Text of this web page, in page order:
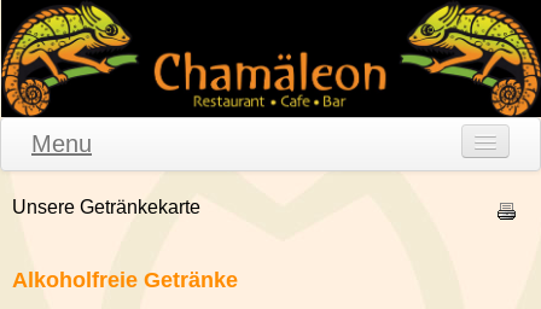
Menu
Home
Getränkekarte
Unsere Getränkekarte
Alkoholfreie Getränke